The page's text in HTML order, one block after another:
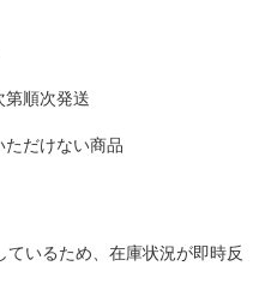
順次発送
だけない商品
いるため、在庫状況が即時反